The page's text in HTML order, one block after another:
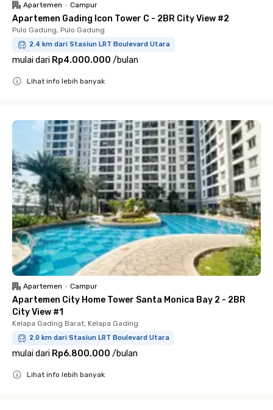
Apartemen • Campur
Apartemen Gading Icon Tower C - 2BR City View #2
Pulo Gadung, Pulo Gadung
2.4 km dari Stasiun LRT Boulevard Utara
mulai dari Rp4.000.000 /bulan
Lihat info lebih banyak
Apartemen • Campur
Apartemen City Home Tower Santa Monica Bay 2 - 2BR
City View #1
Kelapa Gading Barat, Kelapa Gading
2.0 km dari Stasiun LRT Boulevard Utara
mulai dari Rp6.800.000 /bulan
Lihat info lebih banyak